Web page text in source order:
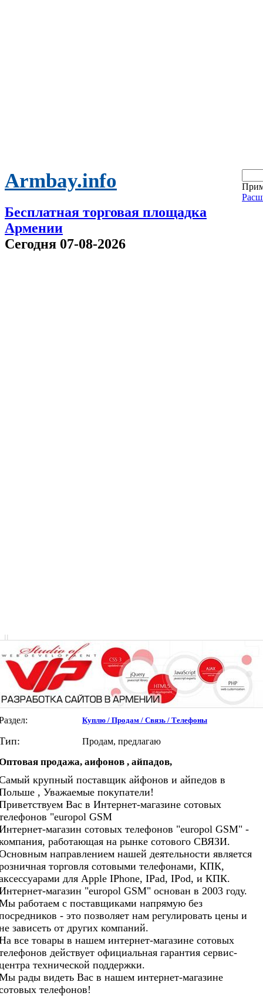
Armbay.info
Бесплатная торговая площадка
Армении
Сегодня 07-08-2026
Куплю / Продам / Связь / Телефоны
Продам, предлагаю
продажа, аифонов , айпадов,
крупный поставщик айфонов и айпедов в
, Уважаемые покупатели!
Вас в Интернет-магазине сотовых
"europol GSM
магазин сотовых телефонов "europol GSM" -
работающая на рынке сотового СВЯЗИ.
направлением нашей деятельности является
торговля сотовыми телефонами, КПК,
для Apple IPhone, IPad, IPod, и КПК.
магазин "europol GSM" основан в 2003 году.
работаем с поставщиками напрямую без
- это позволяет нам регулировать цены и
зависеть от других компаний.
все товары в нашем интернет-магазине сотовых
действует официальная гарантия сервис-
технической поддержки.
рады видеть Вас в нашем интернет-магазине
телефонов!